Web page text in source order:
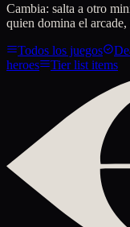
Cambia: salta a otro
quien domina el arcade,
Todos los juegos
heroes
Tier list items